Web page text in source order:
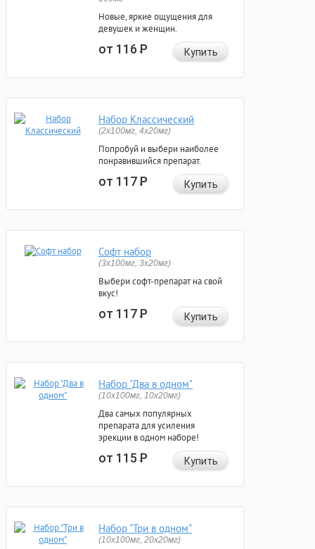
Новые, яркие ощущения для
девушек и женщин.
от 116Р Купить
Набор Классический
(2x100мг, 4x20мг)
Попробуй и выбери наиболее
понравившийся препарат.
от 117Р Купить
Софт набор
(3x100мг, 3x20мг)
Выбери софт-препарат на свой
вкус!
от 117Р Купить
Набор "Два в одном"
(10x100мг, 10x20мг)
Два самых популярных
препарата для усиления
эрекции в одном наборе!
от 115Р Купить
Набор "Три в одном"
(10x100мг, 20x20мг)